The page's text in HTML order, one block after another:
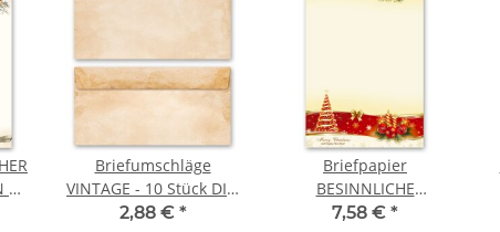
Briefumschläge
VINTAGE - 10 Stück DIN
LANG (ohne Fenster)
2,88 € *
Briefpapier
BESINNLICHE
WEIHNACHT - DIN A5
7,58 € *